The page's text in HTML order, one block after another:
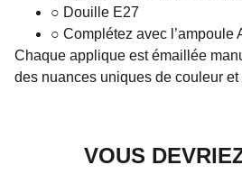
○ Douille E27
○ Complétez avec l’ampoule
Chaque applique est émaillée
des nuances uniques de couleur et
VOUS